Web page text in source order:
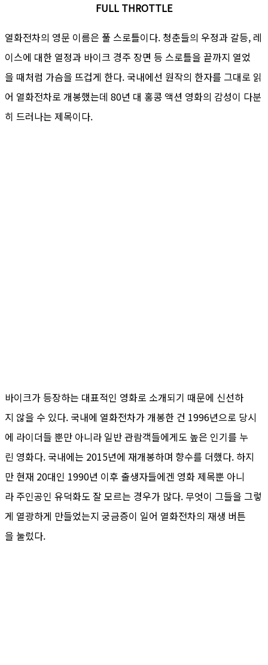
FULL THROTTLE
열화전차의 영문 이름은 풀 스로틀이다. 청춘들의 우정과 갈등, 레
이스에 대한 열정과 바이크 경주 장면 등 스로틀을 끝까지 열었
을 때처럼 가슴을 뜨겁게 한다. 국내에선 원작의 한자를 그대로 읽
어 열화전차로 개봉했는데 80년 대 홍콩 액션 영화의 감성이 다분
히 드러나는 제목이다.
바이크가 등장하는 대표적인 영화로 소개되기 때문에 신선하
지 않을 수 있다. 국내에 열화전차가 개봉한 건 1996년으로 당시
에 라이더들 뿐만 아니라 일반 관람객들에게도 높은 인기를 누
린 영화다. 국내에는 2015년에 재개봉하며 향수를 더했다. 하지
만 현재 20대인 1990년 이후 출생자들에겐 영화 제목뿐 아니
라 주인공인 유덕화도 잘 모르는 경우가 많다. 무엇이 그들을 그렇
게 열광하게 만들었는지 궁금증이 일어 열화전차의 재생 버튼
을 눌렀다.